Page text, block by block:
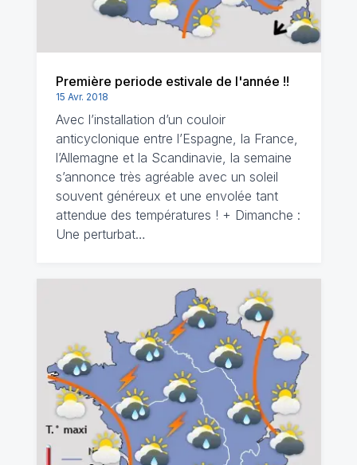
Première periode estivale de l'année !!
15 Avr. 2018
Avec l’installation d’un couloir
anticyclonique entre l’Espagne, la France,
l’Allemagne et la Scandinavie, la semaine
s’annonce très agréable avec un soleil
souvent généreux et une envolée tant
attendue des températures ! + Dimanche :
Une perturbat…